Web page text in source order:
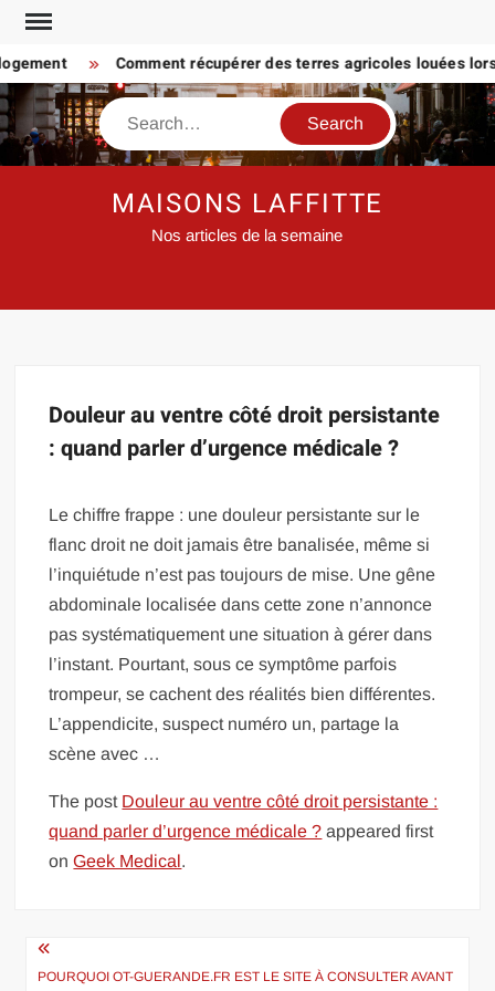
Skip
content
Comment récupérer des terres agricoles louées
Search
MAISONS LAFFITTE
Nos articles de la semaine
Douleur au ventre côté droit persistante
: quand parler d’urgence médicale ?
Le chiffre frappe : une douleur persistante sur le
flanc droit ne doit jamais être banalisée, même si
l’inquiétude n’est pas toujours de mise. Une gêne
abdominale localisée dans cette zone n’annonce
pas systématiquement une situation à gérer dans
l’instant. Pourtant, sous ce symptôme parfois
trompeur, se cachent des réalités bien différentes.
L’appendicite, suspect numéro un, partage la
scène avec …
The post Douleur au ventre côté droit persistante :
quand parler d’urgence médicale ? appeared first
onGeek Medical.
Navigation
POURQUOI OT-GUERANDE.FR EST LE SITE À CONSULTER AVANT